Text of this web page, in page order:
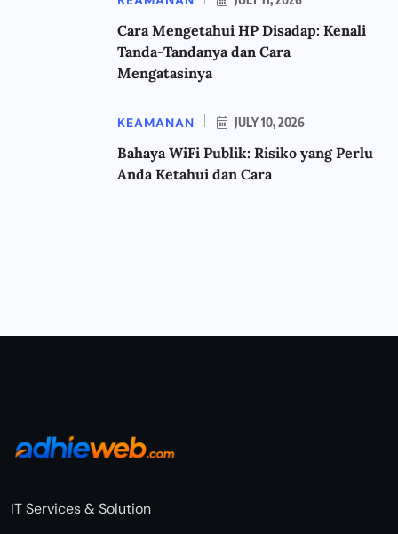
Cara Mengetahui HP Disadap: Kenali
Tanda-Tandanya dan Cara
Mengatasinya
KEAMANAN JULY 10, 2026
Bahaya WiFi Publik: Risiko yang Perlu
Anda Ketahui dan Cara
IT Services & Solution